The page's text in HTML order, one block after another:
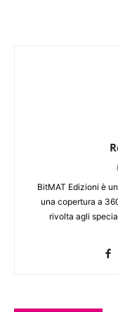
BitMAT Edizioni è
una copertura a
rivolta agli